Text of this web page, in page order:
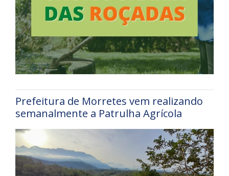
Prefeitura de Morretes vem realizando
semanalmente a Patrulha Agrícola